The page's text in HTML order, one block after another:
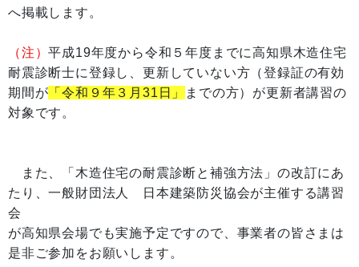
へ掲載します。
（注）平成19年度から令和５年度までに高知県木造住宅
耐震診断士に登録し、更新していない方（登録証の有効
期間が 「令和９年３月31日」
までの方）が更新者講習の
対象です。
また、「木造住宅の耐震診断と補強方法」の改訂にあ
たり、一般財団法人 日本建築防災協会が主催する講習
会
が高知県会場でも実施予定ですので、事業者の皆さまは
是非ご参加をお願いします。